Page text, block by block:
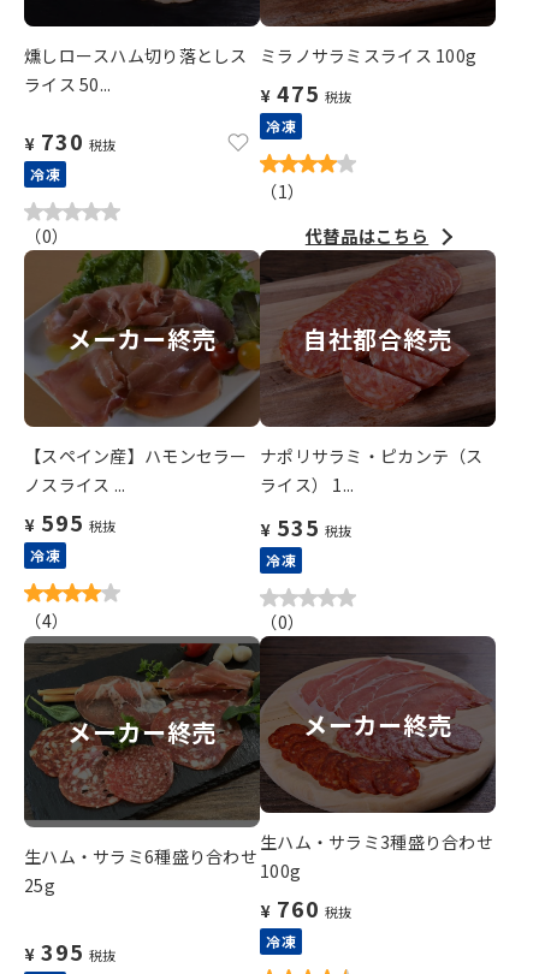
燻しロースハム切り落としス
ライス 50...
¥ 730 税抜
冷凍
（0）
ミラノサラミスライス 100g
¥ 475 税抜
冷凍
（1）
代替品はこちら
メーカー終売
【スペイン産】ハモンセラー
ノスライス ...
¥ 595 税抜
冷凍
（4）
自社都合終売
ナポリサラミ・ピカンテ（ス
ライス） 1...
¥ 535 税抜
冷凍
（0）
メーカー終売
生ハム・サラミ6種盛り合わせ
25g
¥ 395 税抜
メーカー終売
生ハム・サラミ3種盛り合わせ
100g
¥ 760 税抜
冷凍